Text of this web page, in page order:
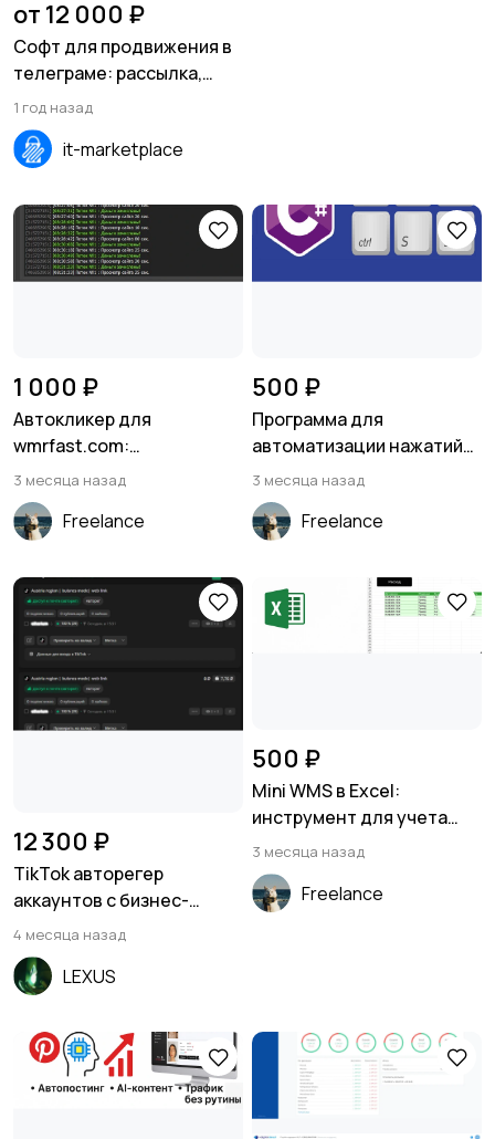
от 12 000 ₽
Софт для продвижения в
телеграме: рассылка,
парсинг, инвайтинг,
авторегистрация
1 год назад
it-marketplace
1 000 ₽
Автокликер для
wmrfast.com:
автоматический серфинг
и заработок
3 месяца назад
Freelance
500 ₽
Программа для
автоматизации нажатий
клавиш
3 месяца назад
Freelance
12 300 ₽
TikTok авторегер
аккаунтов с бизнес-
режимом
4 месяца назад
LEXUS
500 ₽
Mini WMS в Excel:
инструмент для учета
склада
3 месяца назад
Freelance